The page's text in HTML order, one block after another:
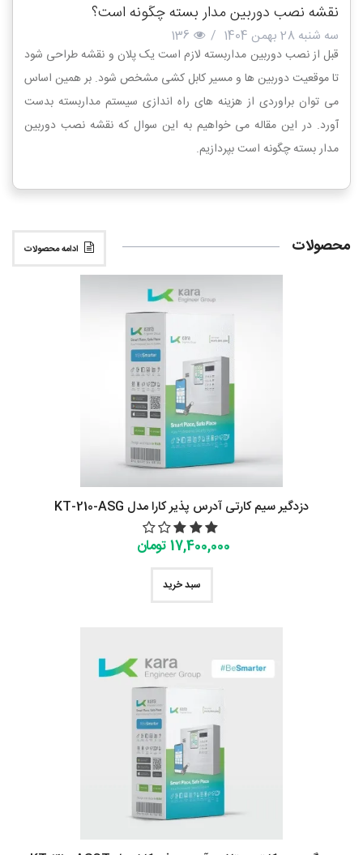
نقشه نصب دوربین مدار بسته چگونه است؟
سه شنبه 28 بهمن 1404 /
136
قبل از نصب دوربین مداربسته لازم است یک پلان و نقشه طراحی شود
تا موقعیت دوربین ها و مسیر کابل کشی مشخص شود. بر همین اساس
می توان براوردی از هزینه های راه اندازی سیستم مداربسته بدست
آورد. در این مقاله می خواهیم به این سوال که نقشه نصب دوربین
مدار بسته چگونه است بپردازیم.
ادامه محصولات محصولات
دزدگیر سیم کارتی آدرس پذیر کارا مدل KT-210-ASG
17,400,000 تومان
سبد خرید